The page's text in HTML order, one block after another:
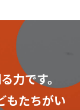
力です。
もたちがい